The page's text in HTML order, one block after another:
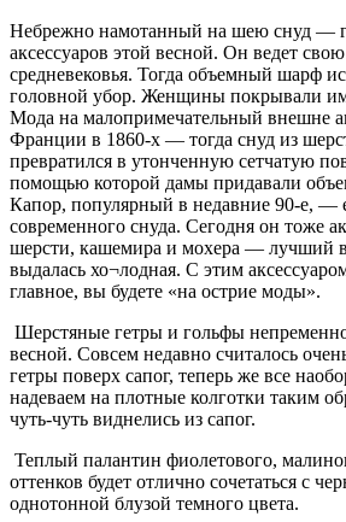
Небрежно намотанный на шею снуд —
аксессуаров этой весной. Он ведет
средневековья. Тогда объемный шарф
головной убор. Женщины покрывали
Мода на малопримечательный внешне
Франции в 1860-х — тогда снуд из
превратился в утонченную сетчатую
помощью которой дамы придавали
Капор, популярный в недавние 90-е, —
современного снуда. Сегодня он тоже
шерсти, кашемира и мохера — лучший
выдалась хо¬лодная. С этим
главное, вы будете «на острие моды».
Шерстяные гетры и гольфы
весной. Совсем недавно считалось
гетры поверх сапог, теперь же все
надеваем на плотные колготки таким
чуть-чуть виднелись из сапог.
Теплый палантин фиолетового,
оттенков будет отлично сочетаться с
однотонной блузой темного цвета.